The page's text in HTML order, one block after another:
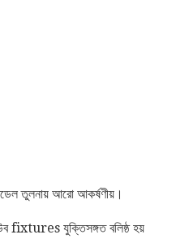
তুলনায় আরো আকর্ষণীয়।
fixtures যুক্তিসঙ্গত বলিষ্ঠ হয়